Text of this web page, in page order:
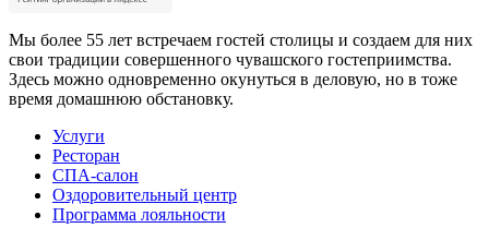
Мы более 55 лет встречаем гостей столицы и создаем для них
свои традиции совершенного чувашского гостеприимства.
Здесь можно одновременно окунуться в деловую, но в тоже
время домашнюю обстановку.
Услуги
Ресторан
СПА-салон
Оздоровительный центр
Программа лояльности